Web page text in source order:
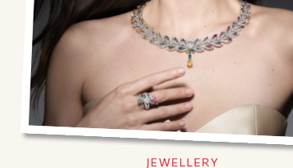
JEWELLERY